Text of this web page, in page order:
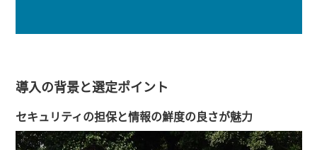
導入の背景と選定ポイント
セキュリティの担保と情報の鮮度の良さが魅力